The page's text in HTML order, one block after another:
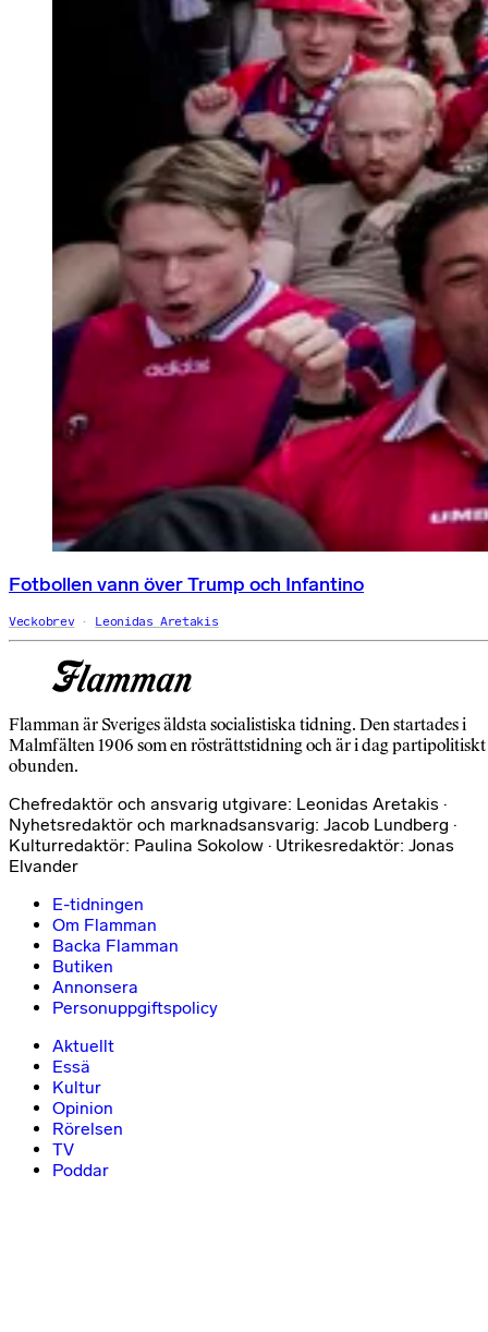
Fotbollen vann över Trump och Infantino
Veckobrev Leonidas Aretakis
Flamman är Sveriges äldsta socialistiska tidning. Den startades i
Malmfälten 1906 som en rösträttstidning och är i dag partipolitiskt
obunden.
Chefredaktör och ansvarig utgivare: Leonidas Aretakis ·
Nyhetsredaktör och marknadsansvarig: Jacob Lundberg ·
Kulturredaktör: Paulina Sokolow · Utrikesredaktör: Jonas
Elvander
E-tidningen
Om Flamman
Backa Flamman
Butiken
Annonsera
Personuppgiftspolicy
Aktuellt
Essä
Kultur
Opinion
Rörelsen
TV
Poddar